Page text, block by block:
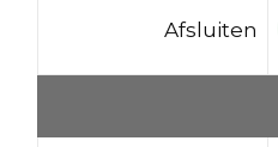
Afsluiten